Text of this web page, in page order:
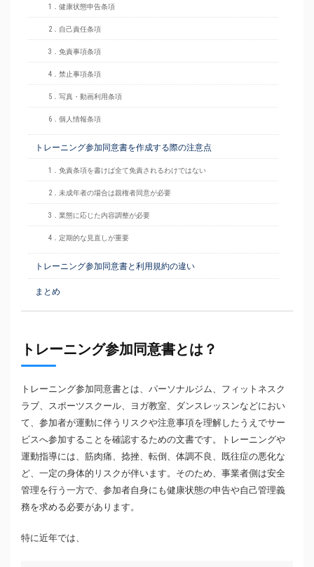
1．健康状態申告条項
2．自己責任条項
3．免責事項条項
4．禁止事項条項
5．写真・動画利用条項
6．個人情報条項
トレーニング参加同意書を作成する際の注意点
1．免責条項を書けば全て免責されるわけではない
2．未成年者の場合は親権者同意が必要
3．業態に応じた内容調整が必要
4．定期的な見直しが重要
トレーニング参加同意書と利用規約の違い
まとめ
トレーニング参加同意書とは？
トレーニング参加同意書とは、パーソナルジム、フィットネスク
ラブ、スポーツスクール、ヨガ教室、ダンスレッスンなどにおい
て、参加者が運動に伴うリスクや注意事項を理解したうえでサー
ビスへ参加することを確認するための文書です。トレーニングや
運動指導には、筋肉痛、捻挫、転倒、体調不良、既往症の悪化な
ど、一定の身体的リスクが伴います。そのため、事業者側は安全
管理を行う一方で、参加者自身にも健康状態の申告や自己管理義
務を求める必要があります。
特に近年では、